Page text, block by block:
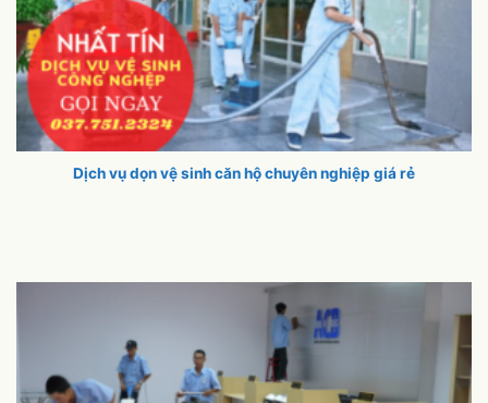
Dịch vụ dọn vệ sinh căn hộ chuyên nghiệp giá rẻ